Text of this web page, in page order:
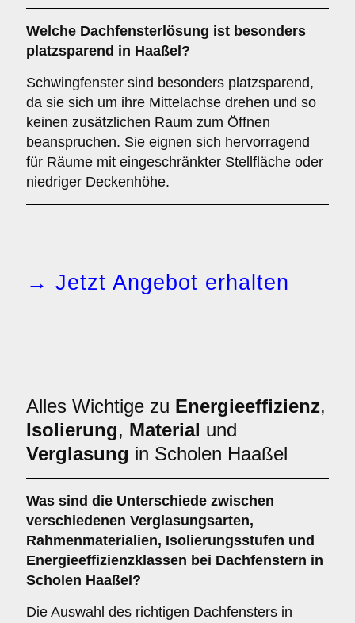
Welche Dachfensterlösung ist besonders
platzsparend in Haaßel?
Schwingfenster sind besonders platzsparend,
da sie sich um ihre Mittelachse drehen und so
keinen zusätzlichen Raum zum Öffnen
beanspruchen. Sie eignen sich hervorragend
für Räume mit eingeschränkter Stellfläche oder
niedriger Deckenhöhe.
→ Jetzt Angebot erhalten
Alles Wichtige zu Energieeffizienz,
Isolierung, Material und
Verglasung in Scholen Haaßel
Was sind die Unterschiede zwischen
verschiedenen Verglasungsarten,
Rahmenmaterialien, Isolierungsstufen und
Energieeffizienzklassen bei Dachfenstern in
Scholen Haaßel?
Die Auswahl des richtigen Dachfensters in